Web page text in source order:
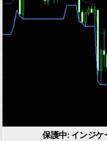
保護中: インジケ